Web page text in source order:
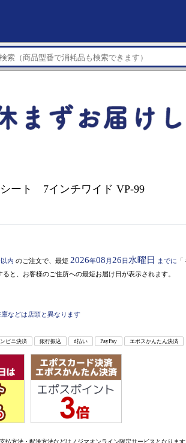
ート 7インチワイド VP-99
内 のご注文で、最短 2026年08 月 26日 水曜日 までに 「
ると、お客様のご住所への最短お届け日が表示されます。
などは店頭と異なります
ビニ決済 銀行振込 d払い PayPay エポスかんたん決済
払方法・配送方法などはノジマオンライン限定サービスとなります